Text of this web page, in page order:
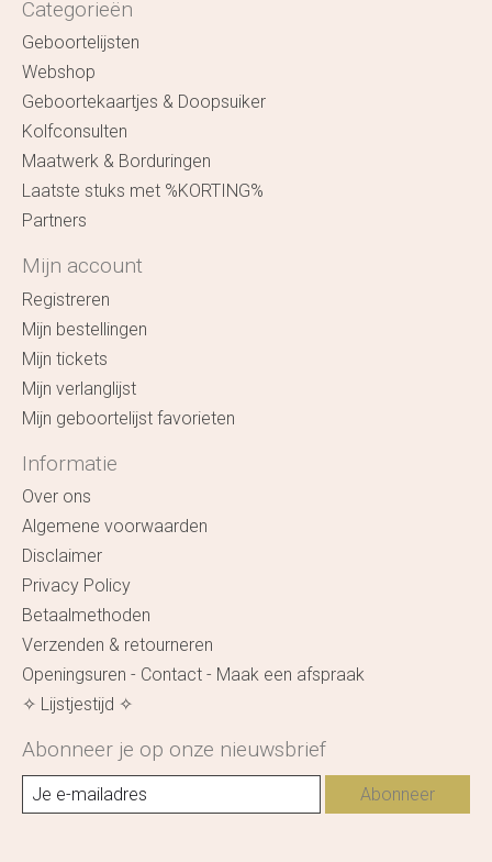
Categorieën
Geboortelijsten
Webshop
Geboortekaartjes & Doopsuiker
Kolfconsulten
Maatwerk & Borduringen
Laatste stuks met %KORTING%
Partners
Mijn account
Registreren
Mijn bestellingen
Mijn tickets
Mijn verlanglijst
Mijn geboortelijst favorieten
Informatie
Over ons
Algemene voorwaarden
Disclaimer
Privacy Policy
Betaalmethoden
Verzenden & retourneren
Openingsuren - Contact - Maak een afspraak
✧ Lijstjestijd ✧
Abonneer je op onze nieuwsbrief
Abonneer